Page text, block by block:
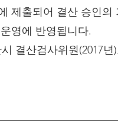
제출되어 결산 승인의
영에 반영됩니다.
결산검사위원(2017년